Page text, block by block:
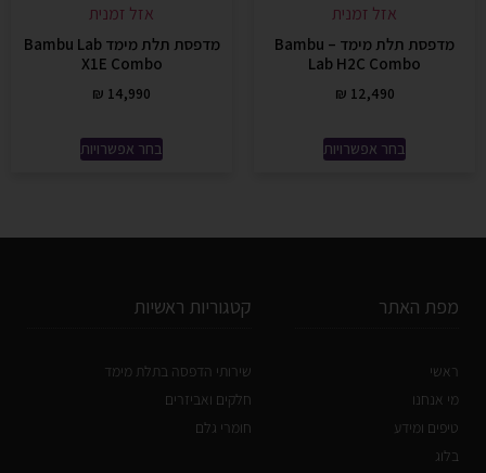
אזל זמנית
מדפסת תלת מימד – Bambu
Lab H2C Combo
₪ 12,490
בחר אפשרויות
אזל זמנית
מדפסת תלת מימד Bambu Lab
X1E Combo
₪ 14,990
בחר אפשרויות
מפת האתר
ראשי
מי אנחנו
טיפים ומידע
בלוג
קטגוריות ראשיות
שירותי הדפסה בתלת מימד
חלקים ואביזרים
חומרי גלם